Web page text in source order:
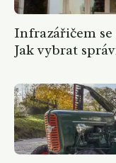
Infrazářičem
Jak vybrat